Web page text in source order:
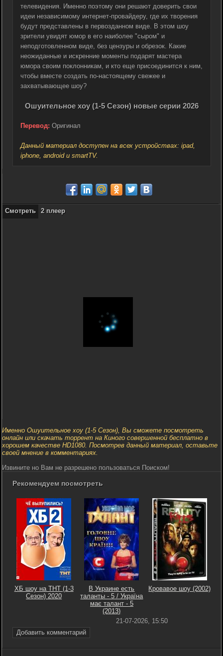
телевидения. Именно поэтому они решают доверить свои
идеи независимому интернет-провайдеру, где их творения
будут представлены в первозданном виде. В этом шоу
зрители увидят юмор в его наиболее "сыром" и
неподготовленном виде, без цензуры и обрезок. Какие
неожиданные и искренние моменты подарят мастера
юмора своим поклонникам, и кто еще присоединится к ним,
чтобы вместе создать по-настоящему свежее и
захватывающее шоу?
Ошуительное хоу (1-5 Сезон) новые серии 2026
Перевод: Оригинал
Данный материал доступен на всех устройствах: ipad,
iphone, android и smartTV.
Смотреть 2 плеер
Именно Ошуительное хоу (1-5 Сезон), Вы сможете посмотреть
онлайн или скачать торрент на Киного совершенной бесплатно в
хорошем качестве HD1080. Посмотрев данный материал, оставьте
своей мнение в комментариях.
Извините но Вам не разрешено пользоваться Поиском!
Рекомендуем посмотреть
ХБ шоу на ТНТ (1-3
Сезон) 2020
В Украине есть
таланты - 5 / Україна
має талант - 5
(2013)
Кровавое шоу (2002)
Добавить комментарий
21-07-2026, 15:50